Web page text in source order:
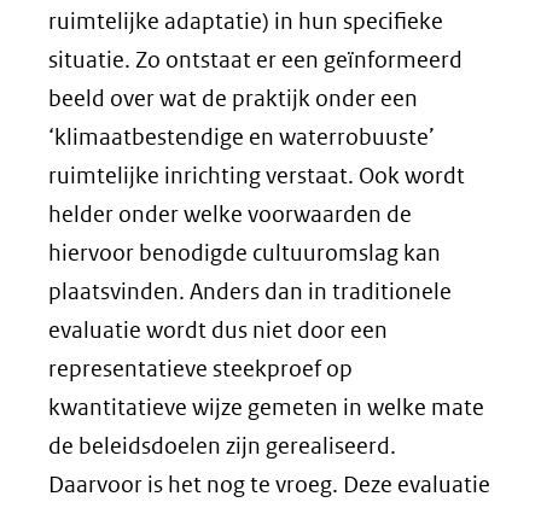
ruimtelijke adaptatie) in hun specifieke
situatie. Zo ontstaat er een geïnformeerd
beeld over wat de praktijk onder een
‘klimaatbestendige en waterrobuuste’
ruimtelijke inrichting verstaat. Ook wordt
helder onder welke voorwaarden de
hiervoor benodigde cultuuromslag kan
plaatsvinden. Anders dan in traditionele
evaluatie wordt dus niet door een
representatieve steekproef op
kwantitatieve wijze gemeten in welke mate
de beleidsdoelen zijn gerealiseerd.
Daarvoor is het nog te vroeg. Deze evaluatie